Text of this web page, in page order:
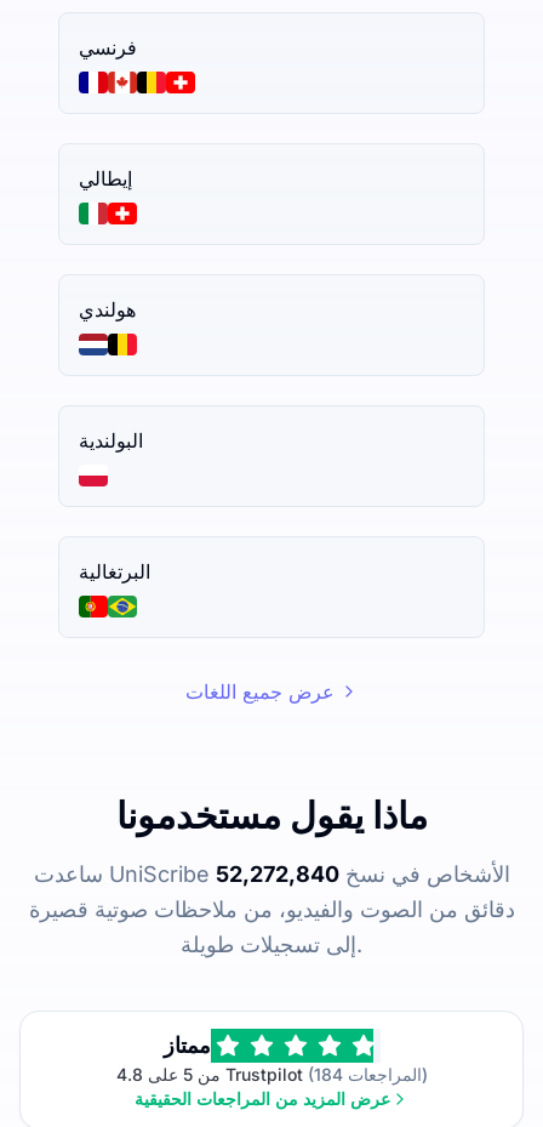
فرنسي
إيطالي
هولندي
البولندية
البرتغالية
عرض جميع اللغات
ماذا يقول مستخدمونا
ساعدت UniScribe الأشخاص في نسخ52,272,840
دقائق من الصوت والفيديو، من ملاحظات صوتية قصيرة
إلى تسجيلات طويلة.
ممتاز
4.8 من 5 على Trustpilot
(184 المراجعات)
عرض المزيد من المراجعات الحقيقية